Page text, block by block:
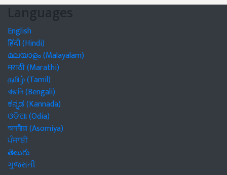
Languages
English
हिंदी (Hindi)
മലയാളം (Malayalam)
मराठी (Marathi)
தமிழ் (Tamil)
বাঙালি (Bengali)
ಕನ್ನಡ (Kannada)
ଓଡିଆ (Odia)
অসমীয়া (Asomiya)
ਪੰਜਾਬੀ
తెలుగు
ગુજરાતી